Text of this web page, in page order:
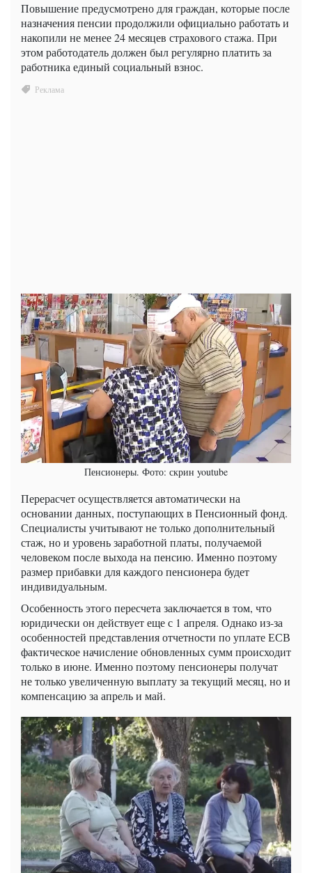
Повышение предусмотрено для граждан, которые после
назначения пенсии продолжили официально работать и
накопили не менее 24 месяцев страхового стажа. При
этом работодатель должен был регулярно платить за
работника единый социальный взнос.
Пенсионеры. Фото: скрин youtube
Перерасчет осуществляется автоматически на
основании данных, поступающих в Пенсионный фонд.
Специалисты учитывают не только дополнительный
стаж, но и уровень заработной платы, получаемой
человеком после выхода на пенсию. Именно поэтому
размер прибавки для каждого пенсионера будет
индивидуальным.
Особенность этого пересчета заключается в том, что
юридически он действует еще с 1 апреля. Однако из-за
особенностей представления отчетности по уплате ЕСВ
фактическое начисление обновленных сумм происходит
только в июне. Именно поэтому пенсионеры получат
не только увеличенную выплату за текущий месяц, но и
компенсацию за апрель и май.